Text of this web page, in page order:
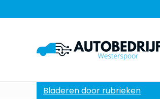
Bladeren door rubrieken